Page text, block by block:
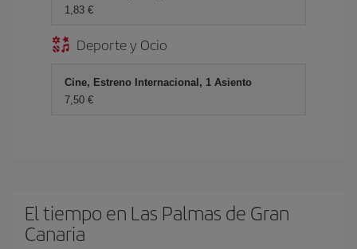
1,83 €
Deporte y Ocio
Cine, Estreno Internacional, 1 Asiento
7,50 €
El tiempo en Las Palmas de Gran
Canaria